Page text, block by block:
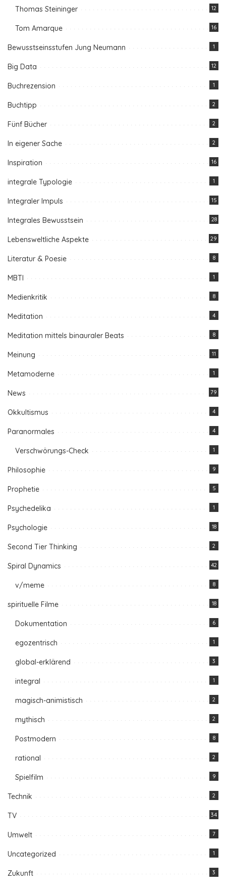
Thomas Steininger 12
Tom Amarque 16
Bewusstseinsstufen Jung Neumann 1
Big Data 12
Buchrezension 1
Buchtipp 2
Fünf Bücher 2
In eigener Sache 2
Inspiration 16
integrale Typologie 1
Integraler Impuls 15
Integrales Bewusstsein 28
Lebensweltliche Aspekte 29
Literatur & Poesie 8
MBTI 1
Medienkritik 8
Meditation 4
Meditation mittels binauraler Beats 8
Meinung 11
Metamoderne 1
News 79
Okkultismus 4
Paranormales 4
Verschwörungs-Check 1
Philosophie 9
Prophetie 5
Psychedelika 1
Psychologie 18
Second Tier Thinking 2
Spiral Dynamics 42
v/meme 8
spirituelle Filme 18
Dokumentation 6
egozentrisch 1
global-erklärend 3
integral 1
magisch-animistisch 2
mythisch 2
Postmodern 8
rational 2
Spielfilm 9
Technik 2
TV 34
Umwelt 7
Uncategorized 1
Zukunft 3